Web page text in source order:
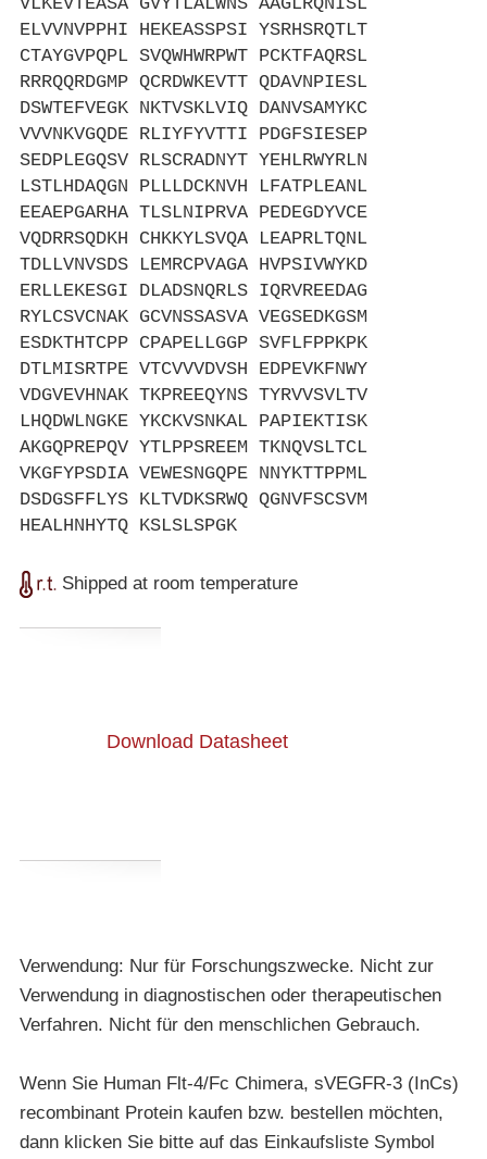
ELVVNVPPHI HEKEASSPSI YSRHSRQTLT
CTAYGVPQPL SVQWHWRPWT PCKTFAQRSL
RRRQQRDGMP QCRDWKEVTT QDAVNPIESL
DSWTEFVEGK NKTVSKLVIQ DANVSAMYKC
VVVNKVGQDE RLIYFYVTTI PDGFSIESEP
SEDPLEGQSV RLSCRADNYT YEHLRWYRLN
LSTLHDAQGN PLLLDCKNVH LFATPLEANL
EEAEPGARHA TLSLNIPRVA PEDEGDYVCE
VQDRRSQDKH CHKKYLSVQA LEAPRLTQNL
TDLLVNVSDS LEMRCPVAGA HVPSIVWYKD
ERLLEKESGI DLADSNQRLS IQRVREEDAG
RYLCSVCNAK GCVNSSASVA VEGSEDKGSM
ESDKTHTCPP CPAPELLGGP SVFLFPPKPK
DTLMISRTPE VTCVVVDVSH EDPEVKFNWY
VDGVEVHNAK TKPREEQYNS TYRVVSVLTV
LHQDWLNGKE YKCKVSNKAL PAPIEKTISK
AKGQPREPQV YTLPPSREEM TKNQVSLTCL
VKGFYPSDIA VEWESNGQPE NNYKTTPPML
DSDGSFFLYS KLTVDKSRWQ QGNVFSCSVM
HEALHNHYTQ KSLSLSPGK
Shipped at room temperature
Download Datasheet
Verwendung: Nur für Forschungszwecke. Nicht zur
Verwendung in diagnostischen oder therapeutischen
Verfahren. Nicht für den menschlichen Gebrauch.
Wenn Sie Human Flt-4/Fc Chimera, sVEGFR-3 (InCs)
recombinant Protein kaufen bzw. bestellen möchten,
dann klicken Sie bitte auf das Einkaufsliste Symbol